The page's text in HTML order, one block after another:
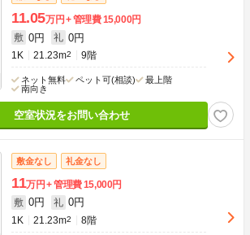
11.05万円 管理費15,000円
敷 0円 礼 0円
1K 21.23m2 9階
ネット無料 ペット可(相談)
最上階
南向き
空室状況をお問い合わせ
敷金なし 礼金なし
11万円 管理費15,000円
敷 0円 礼 0円
1K 21.23m2 8階